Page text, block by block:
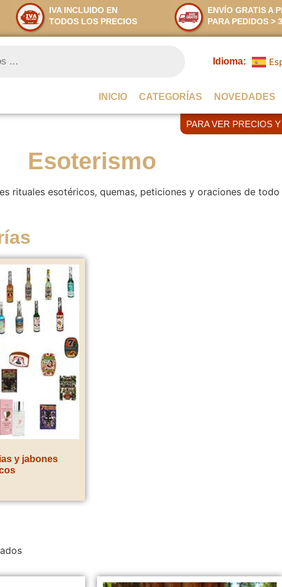
IVA INCLUIDO EN
TODOS LOS PRECIOS
ENVÍO GRATIS A
PARA PEDIDOS >
Idioma:
INICIO CATEGORÍAS NOVEDADES
PARA VER PRECIOS
Esoterismo
rituales esotéricos, quemas, peticiones y oraciones de
y jabones